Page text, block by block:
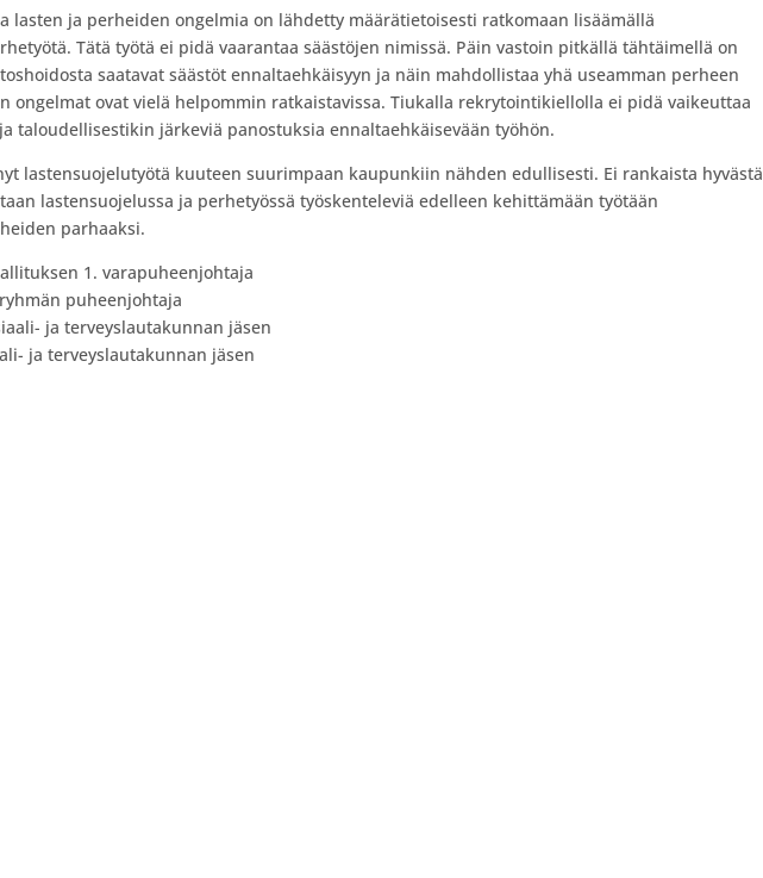
lasten ja perheiden ongelmia on lähdetty määrätietoisesti ratkomaan lisäämällä
Tätä työtä ei pidä vaarantaa säästöjen nimissä. Päin vastoin pitkällä tähtäimellä on
saatavat säästöt ennaltaehkäisyyn ja näin mahdollistaa yhä useamman perheen
ongelmat ovat vielä helpommin ratkaistavissa. Tiukalla rekrytointikiellolla ei pidä vaikeuttaa
taloudellisestikin järkeviä panostuksia ennaltaehkäisevään työhön.
lastensuojelutyötä kuuteen suurimpaan kaupunkiin nähden edullisesti. Ei rankaista hyvästä
lastensuojelussa ja perhetyössä työskenteleviä edelleen kehittämään työtään
parhaaksi.
1. varapuheenjohtaja
puheenjohtaja
ja terveyslautakunnan jäsen
ja terveyslautakunnan jäsen